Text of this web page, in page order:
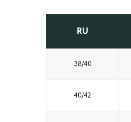
RU
38/40
40/42